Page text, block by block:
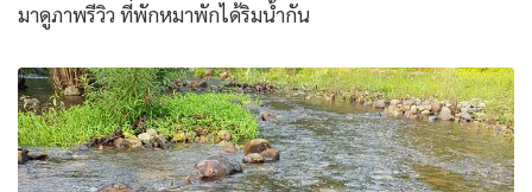
มาดูภาพรีวิว ที่พักหมาพักได้ริมน้ำกัน